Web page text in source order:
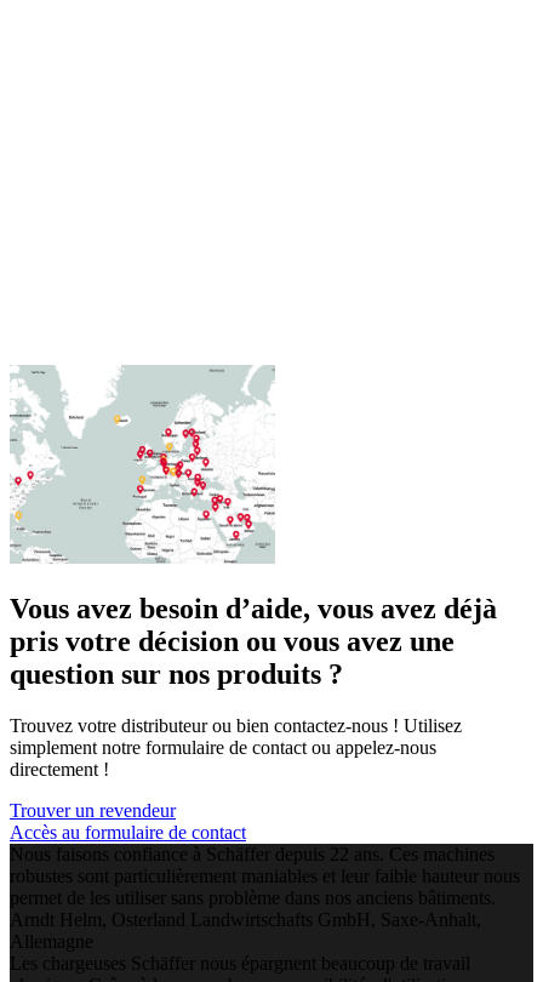
Vous avez besoin d’aide, vous avez déjà
pris votre décision ou vous avez une
question sur nos produits ?
Trouvez votre distributeur ou bien contactez-nous ! Utilisez
simplement notre formulaire de contact ou appelez-nous
directement !
Trouver un revendeur
Accès au formulaire de contact
Nous faisons confiance à Schäffer depuis 22 ans. Ces machines
robustes sont particulièrement maniables et leur faible hauteur nous
permet de les utiliser sans problème dans nos anciens bâtiments.
Arndt Helm, Osterland Landwirtschafts GmbH, Saxe-Anhalt,
Allemagne
Les chargeuses Schäffer nous épargnent beaucoup de travail